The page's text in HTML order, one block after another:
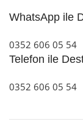
WhatsApp ile
0352 606 05 54
Telefon ile
0352 606 05 54